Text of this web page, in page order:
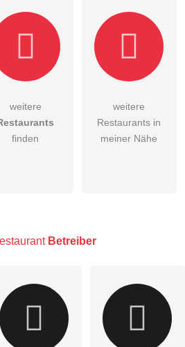
habe ich zur Kenntnis genommen.
.
weitere
finden
weitere
Restaurants in
meiner Nähe
Betreiber